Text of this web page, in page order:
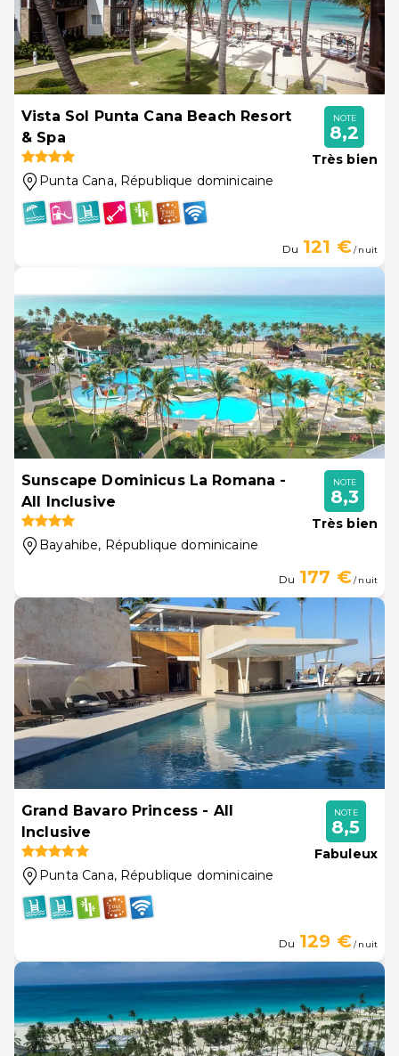
Vista Sol Punta Cana Beach Resort
& Spa
Punta Cana, République dominicaine
NOTE
8,2
Très bien
Du 121 €/ nuit
Sunscape Dominicus La Romana -
All Inclusive
Bayahibe, République dominicaine
NOTE
8,3
Très bien
Du 177 €/ nuit
Grand Bavaro Princess - All
Inclusive
Punta Cana, République dominicaine
NOTE
8,5
Fabuleux
Du 129 €/ nuit